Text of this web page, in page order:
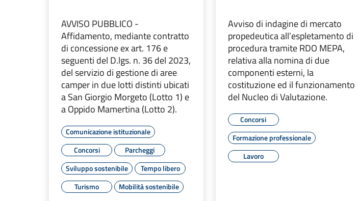
AVVISO PUBBLICO -
Affidamento, mediante contratto
di concessione ex art. 176 e
seguenti del D.lgs. n. 36 del 2023,
del servizio di gestione di aree
camper in due lotti distinti ubicati
a San Giorgio Morgeto (Lotto 1) e
a Oppido Mamertina (Lotto 2).
Comunicazione istituzionale
Concorsi
Parcheggi
Sviluppo sostenibile
Tempo libero
Turismo
Mobilità sostenibile
Avviso di indagine di mercato
propedeutica all’espletamento di
procedura tramite RDO MEPA,
relativa alla nomina di due
componenti esterni, la
costituzione ed il funzionamento
del Nucleo di Valutazione.
Concorsi
Formazione professionale
Lavoro